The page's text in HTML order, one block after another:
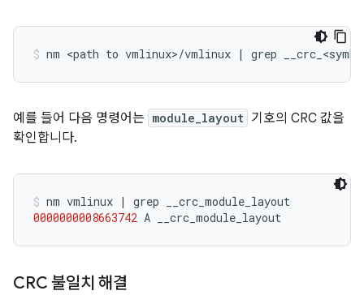
nm <path to vmlinux>/vmlinux | grep
예를 들어 다음 명령어는 module_layout 기호의 CRC 값을
확인합니다.
nm vmlinux | grep
0000000008663742 A __crc_module_layout
CRC 불일치 해결